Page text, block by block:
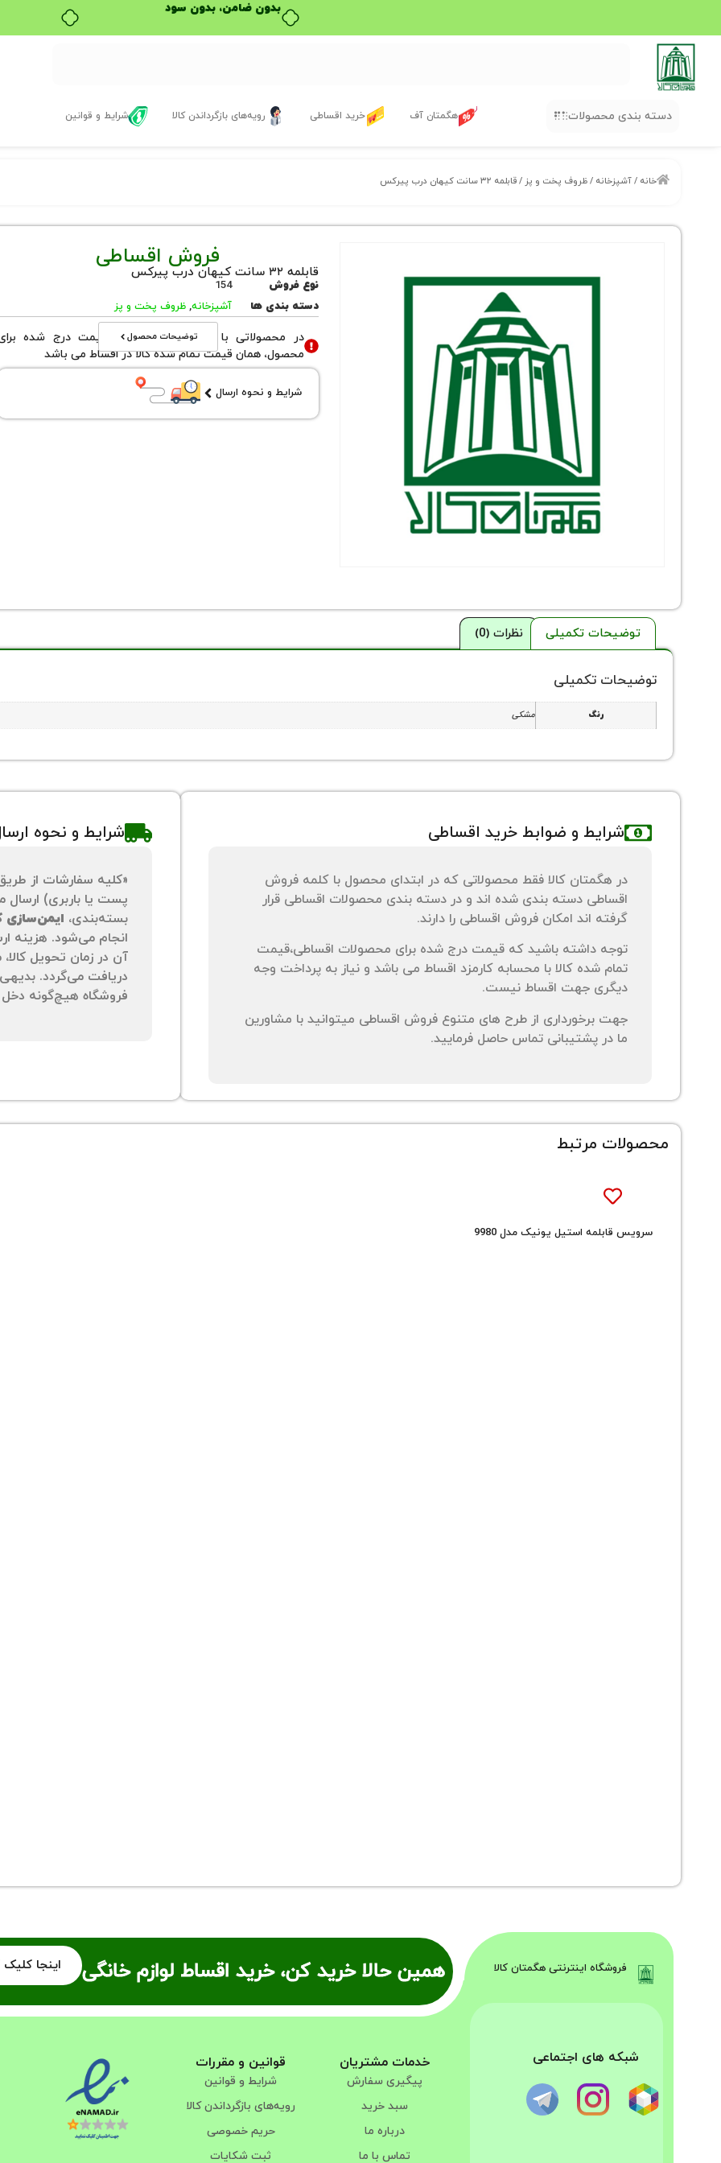
بدون ضامن، بدون سود
دسته بندی محصولات هگمتان آف خرید اقساطی رویه‌های بازگرداندن کالا شرایط و قوانین
خانه /آشپزخانه /ظروف پخت و پز / قابلمه ۳۲ سانت کیهان درب پیرکس
فروش اقساطی
قابلمه ۳۲ سانت کیهان درب پیرکس
نوع فروش
154
دسته بندی ها
آشپزخانه,ظروف پخت و پز
توضیحات محصول
در محصولاتی با نوع فروش اقساطی قیمت درج شده
محصول، همان قیمت تمام شده کالا در اقساط می باشد
شرایط و نحوه ارسال
توضیحات تکمیلی نظرات (0)
توضیحات تکمیلی
رنگ مشکی
شرایط و ضوابط خرید اقساطی
در هگمتان کالا فقط محصولاتی که در ابتدای محصول با کلمه فروش
اقساطی دسته بندی شده اند و در دسته بندی محصولات اقساطی قرار
گرفته اند امکان فروش اقساطی را دارند.
توجه داشته باشید که قیمت درج شده برای محصولات اقساطی،قیمت
تمام شده کالا با محسابه کارمزد اقساط می باشد و نیاز به پرداخت وجه
دیگری جهت اقساط نیست.
جهت برخورداری از طرح های متنوع فروش اقساطی میتوانید با مشاورین
ما در پشتیبانی تماس حاصل فرمایید.
شرایط و نحوه
«کلیه سفارشات از
پست یا باربری) ارسال
بسته‌بندی، ایمن‌سازی
انجام می‌شود. هزینه
آن در زمان تحویل
دریافت می‌گردد.
فروشگاه هیچ‌گونه
محصولات مرتبط
سرویس قابلمه استیل یونیک مدل 9980
همین حالا خرید کن، خرید اقساط لوازم خانگی اینجا کلیک فروشگاه اینترنتی هگمتان کالا
شبکه های اجتماعی خدمات مشتریان
پیگیری سفارش
سبد خرید
درباره ما
تماس با ما
قوانین و مقررات
شرایط و قوانین
رویه‌های بازگرداندن کالا
حریم خصوصی
ثبت شکایات